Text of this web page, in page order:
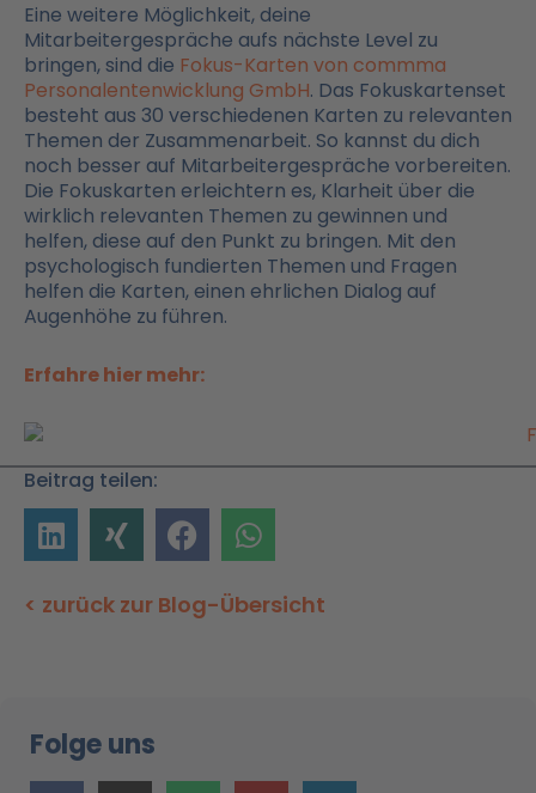
Eine weitere Möglichkeit, deine
Mitarbeitergespräche aufs nächste Level zu
bringen, sind die Fokus-Karten von commma
Personalentenwicklung GmbH. Das Fokuskartenset
besteht aus 30 verschiedenen Karten zu relevanten
Themen der Zusammenarbeit. So kannst du dich
noch besser auf Mitarbeitergespräche vorbereiten.
Die Fokuskarten erleichtern es, Klarheit über die
wirklich relevanten Themen zu gewinnen und
helfen, diese auf den Punkt zu bringen. Mit den
psychologisch fundierten Themen und Fragen
helfen die Karten, einen ehrlichen Dialog auf
Augenhöhe zu führen.
Erfahre hier mehr:
< zurück zur Blog-Übersicht
Beitrag teilen:
Folge uns